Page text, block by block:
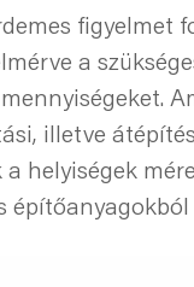
figyelmet
a
illetve
helyiségek